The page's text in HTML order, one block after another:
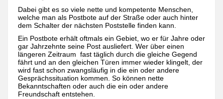
Dabei gibt es so viele nette und kompetente Menschen,
welche man als Postbote auf der Straße oder auch hinter
dem Schalter der nächsten Poststelle finden kann.
Ein Postbote erhält oftmals ein Gebiet, wo er für Jahre oder
gar Jahrzehnte seine Post ausliefert. Wer über einen
längeren Zeitraum fast täglich durch die gleiche Gegend
fährt und an den gleichen Türen immer wieder klingelt, der
wird fast schon zwangsläufig in die ein oder andere
Gesprächssituation kommen. So können nette
Bekanntschaften oder auch die ein oder andere
Freundschaft entstehen.